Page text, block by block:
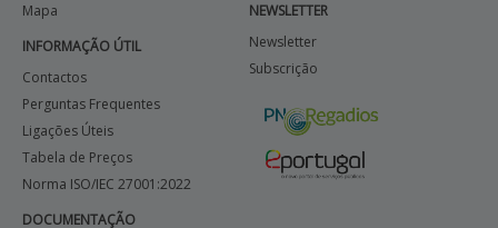
Mapa
INFORMAÇÃO ÚTIL
Contactos
Perguntas Frequentes
Ligações Úteis
Tabela de Preços
Norma ISO/IEC 27001:2022
DOCUMENTAÇÃO
NEWSLETTER
Newsletter
Subscrição